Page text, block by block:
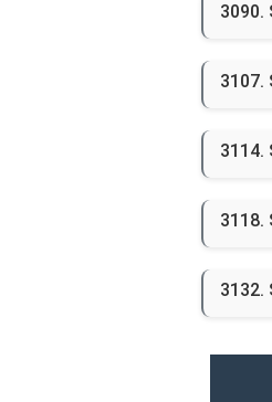
3090.
3107.
3114.
3118.
3132.